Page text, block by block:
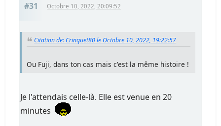
#31 Octobre 10, 2022, 20:09:52
Citation de: Crinquet80 le Octobre 10, 2022, 19:22:57
Ou Fuji, dans ton cas mais c'est la même histoire !
Je l'attendais celle-là. Elle est venue en 20
minutes